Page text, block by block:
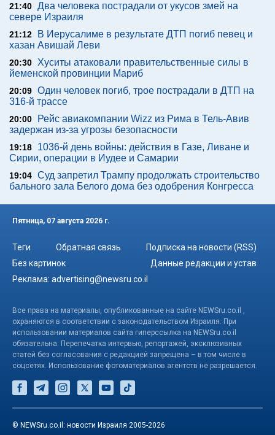
21:40 Два человека пострадали от укусов змей на
севере Израиля
21:12
В Иерусалиме в результате ДТП погиб певец и
хазан Авишай Леви
20:30 Хуситы атаковали правительственные силы в
йеменской провинции Мариб
20:09 Один человек погиб, трое пострадали в ДТП на
316-й трассе
20:00
Рейс авиакомпании Wizz из Рима в Тель-Авив
задержан из-за угрозы безопасности
19:18
1036-й день войны: действия в Газе, Ливане и
Сирии, операции в Иудее и Самарии
19:04 Суд запретил Трампу продолжать строительство
бального зала Белого дома без одобрения Конгресса
Пятница, 07 августа 2026 г.
Теги Обратная связь
Подписка на новости (RSS)
Без картинок
Данные редакции и устав
Реклама: advertising@newsru.co.il
Все права на материалы, опубликованные на сайте NEWSru.co.il ,
охраняются в соответствии с законодательством Израиля. При
использовании материалов сайта гиперссылка на NEWSru.co.il
обязательна. Перепечатка интервью, репортажей, эксклюзивных
статей без согласования с редакцией запрещена – в том числе в
соцсетях. Использование фотоматериалов агентств не разрешается.
© NEWSru.co.il: новости Израиля 2005-2026